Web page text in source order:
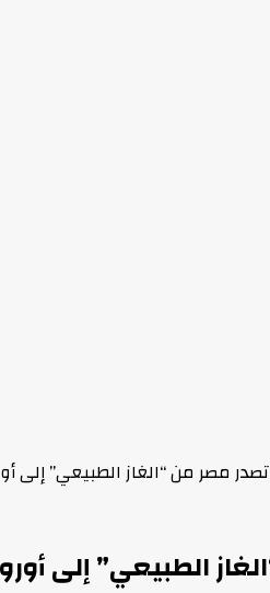
مصر من “الغاز الطبيعي” إلى
الطبيعي” إلى